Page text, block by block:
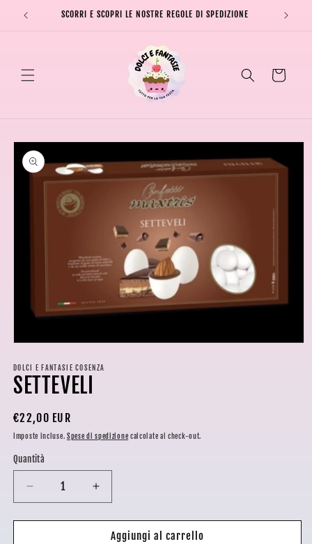
direttamenteSCORRI E SCOPRI LE NOSTRE REGOLE DI SPEDIZIONE
Carrello
Passa alle
informazioni
sul prodotto
multimediali
1
in
DOLCI E FANTASIE COSENZA
SETTEVELI
Prezzo
di
listino
€22,00 EUR
Imposte incluse. Spese di spedizione calcolate al check-out.
Quantità
Diminuisci
quantità
per
Aumenta
quantità
per
SETTEVELI
Aggiungi al carrello